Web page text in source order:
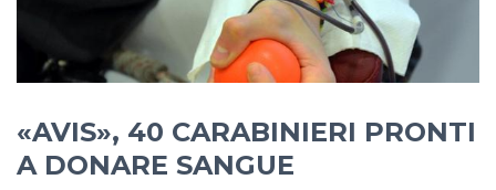
«AVIS», 40 CARABINIERI PRONTI
A DONARE SANGUE